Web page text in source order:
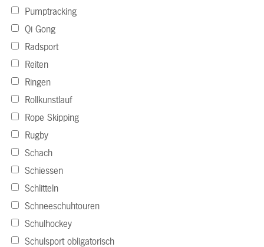
Pumptracking
Qi Gong
Radsport
Reiten
Ringen
Rollkunstlauf
Rope Skipping
Rugby
Schach
Schiessen
Schlitteln
Schneeschuhtouren
Schulhockey
Schulsport obligatorisch